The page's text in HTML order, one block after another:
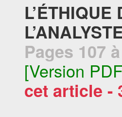
Pages 107
[Version
cet article -